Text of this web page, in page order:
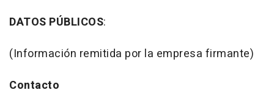
DATOS PÚBLICOS:
(Información remitida por la empresa firmante)
Contacto